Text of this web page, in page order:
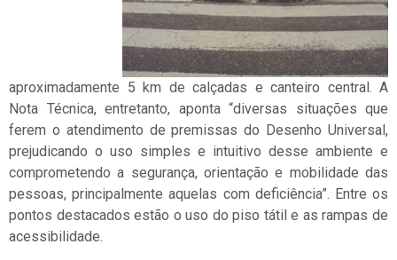
aproximadamente 5 km de calçadas e canteiro central. A
Nota Técnica, entretanto, aponta “diversas situações que
ferem o atendimento de premissas do Desenho Universal,
prejudicando o uso simples e intuitivo desse ambiente e
comprometendo a segurança, orientação e mobilidade das
pessoas, principalmente aquelas com deficiência”. Entre os
pontos destacados estão o uso do piso tátil e as rampas de
acessibilidade.